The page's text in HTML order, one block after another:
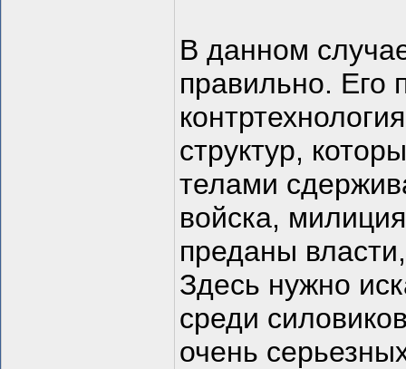
В данном
правильно. Его
структур,
телами
войска,
преданы
Здесь нужно
среди
очень